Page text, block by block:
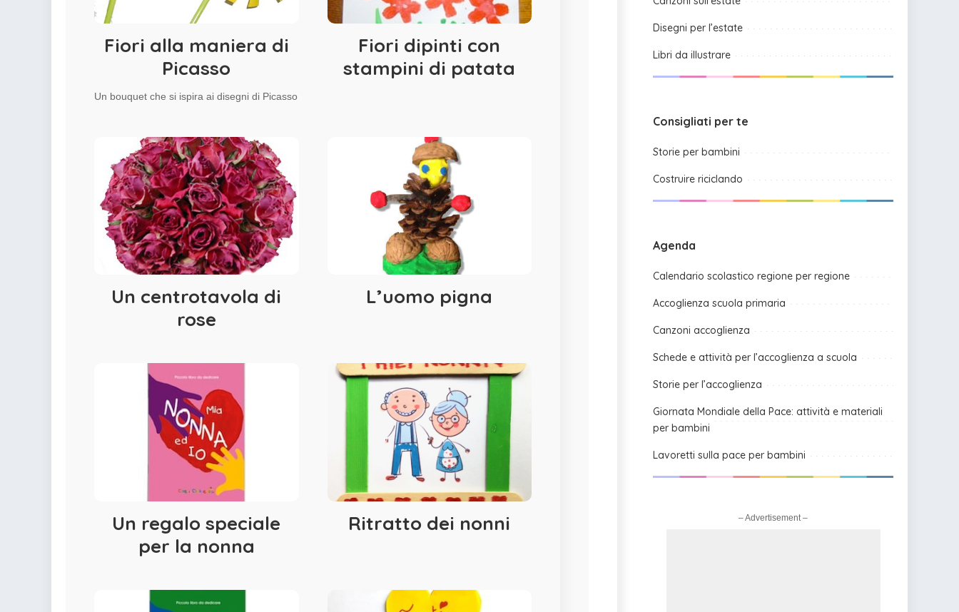
colorare
DIsegni di Avengers da
Indovinelli per bambini
Fiori alla maniera di
Picasso
Un bouquet che si ispira ai disegni di Picasso
Fiori dipinti con
stampini di patata
Un centrotavola di
rose
L’uomo pigna
Un regalo speciale
per la nonna
Ritratto dei nonni
Disegni per l’estate
Libri da illustrare
Consigliati per te
Storie per bambini
Costruire riciclando
Agenda
Calendario scolastico regione per regione
Accoglienza scuola primaria
Canzoni accoglienza
Schede e attività per l’accoglienza a scuola
Storie per l’accoglienza
Giornata Mondiale della Pace: attività e materiali
per bambini
Lavoretti sulla pace per bambini
– Advertisement –